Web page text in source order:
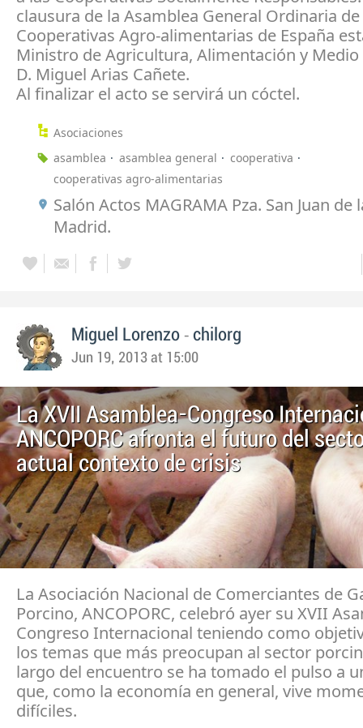
clausura de la Asamblea General Ordinaria de
Cooperativas Agro-alimentarias de España
Ministro de Agricultura, Alimentación y
D. Miguel Arias Cañete.
Al finalizar el acto se servirá un cóctel.
Asociaciones
asamblea
asamblea general
cooperativa
cooperativas agro-alimentarias
Salón Actos MAGRAMA Pza. San Juan de
Madrid.
Miguel Lorenzo - chilorg
Jun 19, 2013 at 15:00
La XVII Asamblea-Congreso
ANCOPORC afronta el futuro del
actual contexto de crisis
La Asociación Nacional de Comerciantes de
Porcino, ANCOPORC, celebró ayer su XVII
Congreso Internacional teniendo como
los temas que más preocupan al sector
largo del encuentro se ha tomado el pulso a
que, como la economía en general, vive
difíciles.